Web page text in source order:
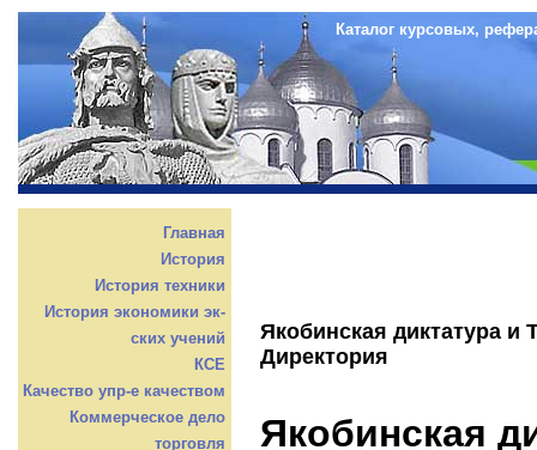
Каталог курсовых,
Главная
История
История техники
История экономики эк-
ских учений
КСЕ
Качество упр-е качеством
Коммерческое дело
торговля
Якобинская диктатура
Директория
Якобинская